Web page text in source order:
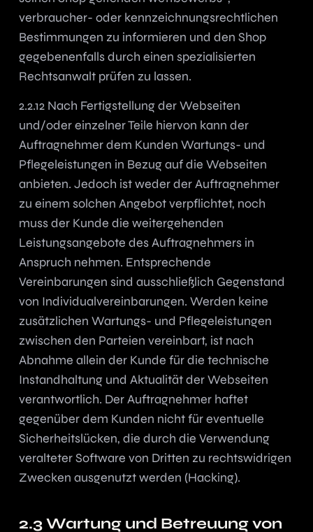
verbraucher- oder kennzeichnungsrechtlichen
Bestimmungen zu informieren und den Shop
gegebenenfalls durch einen spezialisierten
Rechtsanwalt prüfen zu lassen.
2.2.12 Nach Fertigstellung der Webseiten
und/oder einzelner Teile hiervon kann der
Auftragnehmer dem Kunden Wartungs- und
Pflegeleistungen in Bezug auf die Webseiten
anbieten. Jedoch ist weder der Auftragnehmer
zu einem solchen Angebot verpflichtet, noch
muss der Kunde die weitergehenden
Leistungsangebote des Auftragnehmers in
Anspruch nehmen. Entsprechende
Vereinbarungen sind ausschließlich Gegenstand
von Individualvereinbarungen. Werden keine
zusätzlichen Wartungs- und Pflegeleistungen
zwischen den Parteien vereinbart, ist nach
Abnahme allein der Kunde für die technische
Instandhaltung und Aktualität der Webseiten
verantwortlich. Der Auftragnehmer haftet
gegenüber dem Kunden nicht für eventuelle
Sicherheitslücken, die durch die Verwendung
veralteter Software von Dritten zu rechtswidrigen
Zwecken ausgenutzt werden (Hacking).
2.3 Wartung und Betreuung von